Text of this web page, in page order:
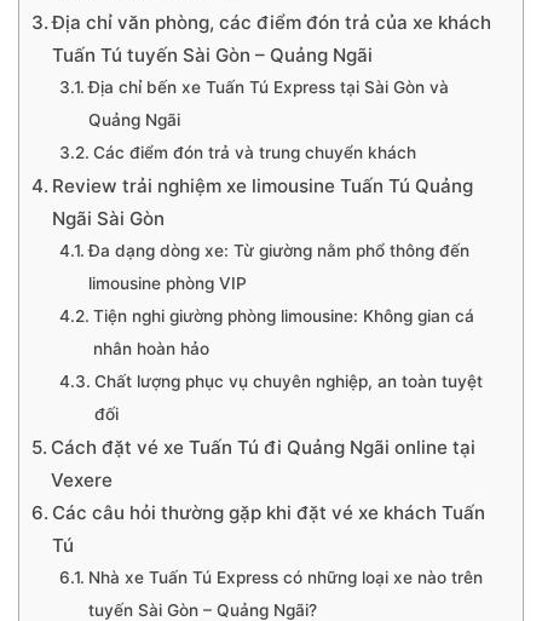
Địa chỉ văn phòng, các điểm đón trả của xe khách
Tuấn Tú tuyến Sài Gòn – Quảng Ngãi
Địa chỉ bến xe Tuấn Tú Express tại Sài Gòn và
Quảng Ngãi
Các điểm đón trả và trung chuyển khách
Review trải nghiệm xe limousine Tuấn Tú Quảng
Ngãi Sài Gòn
Đa dạng dòng xe: Từ giường nằm phổ thông đến
limousine phòng VIP
Tiện nghi giường phòng limousine: Không gian cá
nhân hoàn hảo
Chất lượng phục vụ chuyên nghiệp, an toàn tuyệt
đối
Cách đặt vé xe Tuấn Tú đi Quảng Ngãi online tại
Vexere
Các câu hỏi thường gặp khi đặt vé xe khách Tuấn
Tú
Nhà xe Tuấn Tú Express có những loại xe nào trên
tuyến Sài Gòn – Quảng Ngãi?